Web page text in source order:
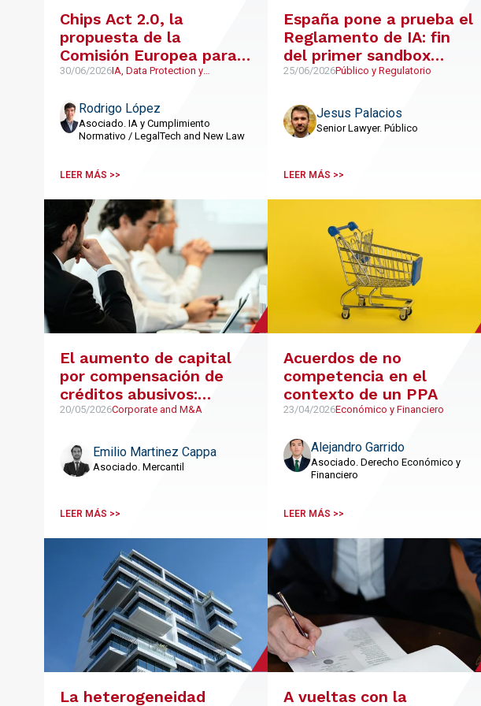
Chips Act 2.0, la
propuesta de la
Comisión Europea para
cerrar la brecha de los
30/06/2026IA, Data Protection y
Rodrigo López
Asociado. IA y Cumplimiento
Normativo / LegalTech and New Law
LEER MÁS >>
España pone a prueba el
Reglamento de IA: fin
del primer sandbox
regulatorio
25/06/2026Público y Regulatorio
Jesus Palacios
Senior Lawyer. Público
LEER MÁS >>
El aumento de capital
por compensación de
créditos abusivos:
¿necesidad razonable o
20/05/2026Corporate and M&A
Emilio Martinez Cappa
Asociado. Mercantil
LEER MÁS >>
Acuerdos de no
competencia en el
contexto de un PPA
23/04/2026Económico y Financiero
Alejandro Garrido
Asociado. Derecho Económico y
Financiero
LEER MÁS >>
La heterogeneidad
A vueltas con la